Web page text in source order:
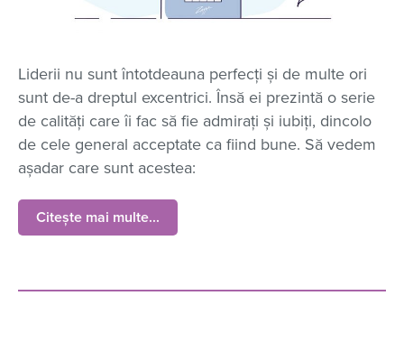
Liderii nu sunt întotdeauna perfecți și de multe ori
sunt de-a dreptul excentrici. Însă ei prezintă o serie
de calități care îi fac să fie admirați și iubiți, dincolo
de cele general acceptate ca fiind bune. Să vedem
așadar care sunt acestea:
Citește mai multe...